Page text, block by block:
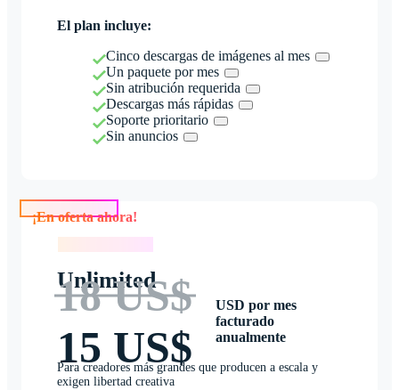
El plan incluye:
Cinco descargas de imágenes al mes
Un paquete por mes
Sin atribución requerida
Descargas más rápidas
Soporte prioritario
Sin anuncios
Unlimited
18 US$
15 US$
USD por mes
facturado
anualmente
Para creadores más grandes que producen a escala y
exigen libertad creativa